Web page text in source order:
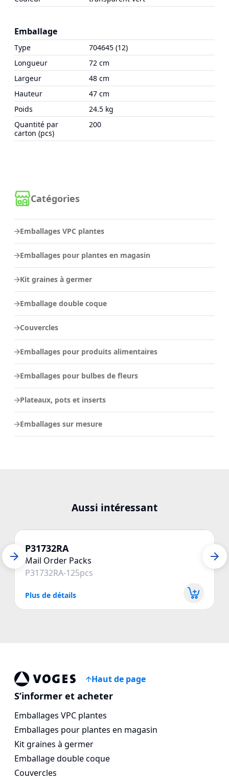
Catégories
Emballages VPC plantes
Emballages pour plantes en magasin
Kit graines à germer
Emballage double coque
Couvercles
Emballages pour produits alimentaires
Emballages pour bulbes de fleurs
Plateaux, pots et inserts
Emballages sur mesure
Emballage
Type
704645 (12)
Longueur
72 cm
Largeur
48 cm
Hauteur
47 cm
Poids
24.5 kg
Quantité par
carton (pcs)
200
Aussi intéressant
P31732RA
Mail Order Packs
P31732RA-125pcs
Plus de détails
Voges Online Store
Haut de page
S’informer et acheter
Emballages VPC plantes
Emballages pour plantes en magasin
Kit graines à germer
Emballage double coque
Couvercles